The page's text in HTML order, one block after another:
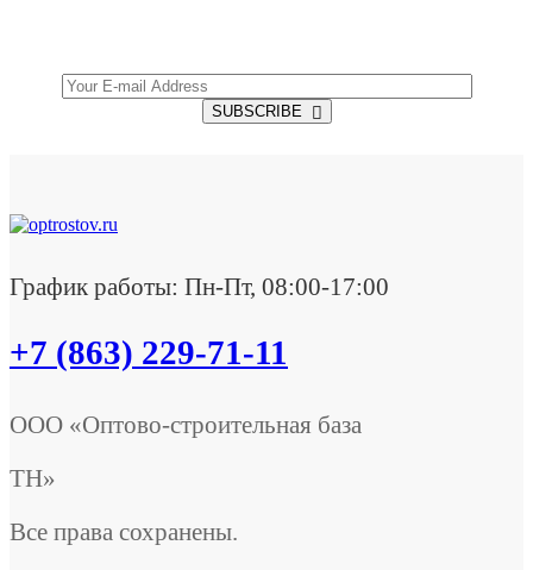
SUBSCRIBE
График работы: Пн-Пт, 08:00-17:00
+7 (863) 229-71-11
ООО «Оптово-строительная база
ТН»
Все права сохранены.